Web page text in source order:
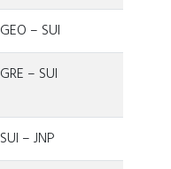
GEO – SUI
GRE – SUI
SUI – JNP